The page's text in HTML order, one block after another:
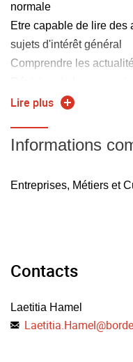
normale
Etre capable de lire des
sujets d'intérêt général
Comprendre les
Allemand Professionnel :
l'allemand hors du
Lire plus
Informations
Entreprises, Métiers et
Contacts
Laetitia Hamel
Laetitia.Hamel@